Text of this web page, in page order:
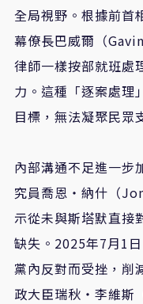
全局視野。根據前首
幕僚長巴威爾（
律師一樣按部就班處
力。這種「逐案處理
目標，無法凝聚民眾
內部溝通不足進一步
究員喬恩・納什（
示從未與斯塔默直接
缺失。2025年7月1
黨內反對而受挫，削
政大臣瑞秋・李維斯